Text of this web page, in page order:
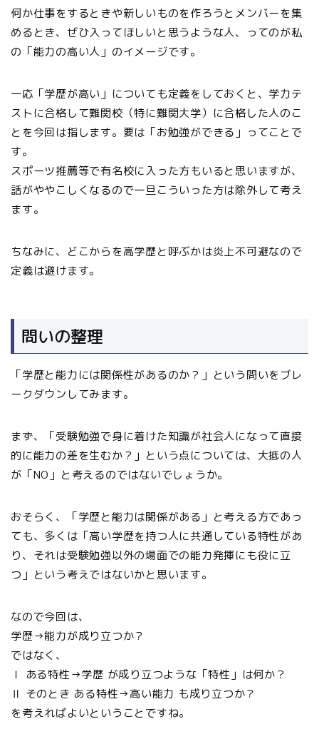
何か仕事をするときや新しいものを作ろうとメンバーを集
めるとき、ぜひ入ってほしいと思うような人、ってのが私
の「能力の高い人」のイメージです。
一応「学歴が高い」についても定義をしておくと、学力テ
ストに合格して難関校（特に難関大学）に合格した人のこ
とを今回は指します。要は「お勉強ができる」ってことで
す。
スポーツ推薦等で有名校に入った方もいると思いますが、
話がややこしくなるので一旦こういった方は除外して考え
ます。
ちなみに、どこからを高学歴と呼ぶかは炎上不可避なので
定義は避けます。
問いの整理
「学歴と能力には関係性があるのか？」という問いをブレ
ークダウンしてみます。
まず、「受験勉強で身に着けた知識が社会人になって直接
的に能力の差を生むか？」という点については、大抵の人
が「NO」と考えるのではないでしょうか。
おそらく、「学歴と能力は関係がある」と考える方であっ
ても、多くは「高い学歴を持つ人に共通している特性があ
り、それは受験勉強以外の場面での能力発揮にも役に立
つ」という考えではないかと思います。
なので今回は、
学歴→能力が成り立つか？
ではなく、
Ⅰ ある特性→学歴 が成り立つような「特性」は何か？
Ⅱ そのとき ある特性→高い能力 も成り立つか？
を考えればよいということですね。